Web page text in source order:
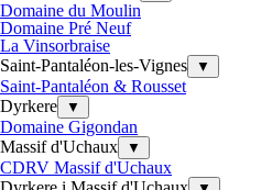
Domaine du Moulin
Domaine Pré Neuf
La Vinsorbraise
Saint-Pantaléon-les-Vignes
▼
Saint-Pantaléon & Rousset
Dyrkere
▼
Domaine Gigondan
Massif d'Uchaux
▼
CDRV Massif d'Uchaux